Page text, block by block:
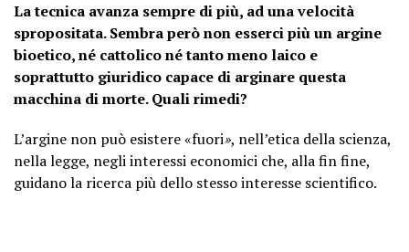
La tecnica avanza sempre di più, ad una velocità
spropositata. Sembra però non esserci più un argine
bioetico, né cattolico né tanto meno laico e
soprattutto giuridico capace di arginare questa
macchina di morte. Quali rimedi?
L’argine non può esistere «fuori», nell’etica della scienza,
nella legge, negli interessi economici che, alla fin fine,
guidano la ricerca più dello stesso interesse scientifico.